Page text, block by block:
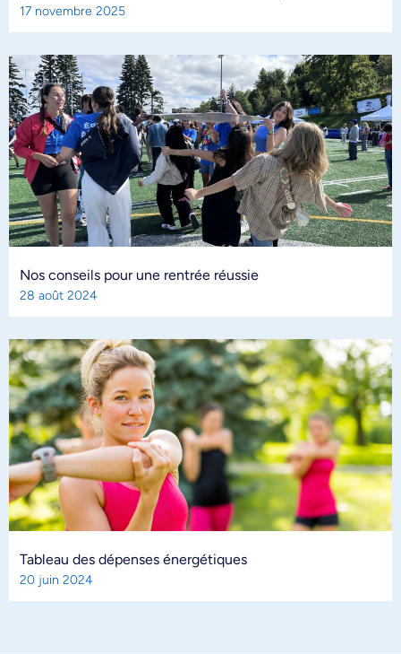
17 novembre 2025
Nos conseils pour une rentrée réussie
28 août 2024
Tableau des dépenses énergétiques
20 juin 2024